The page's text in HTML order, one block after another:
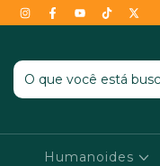
as condições !
Humanoides